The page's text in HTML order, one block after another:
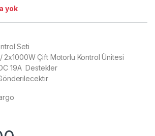
yok
Seti
Çift Motorlu Kontrol Ünitesi
19A Destekler